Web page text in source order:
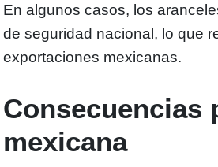
En algunos casos, los
de seguridad nacional, lo que
exportaciones mexicanas.
Consecuencias
mexicana